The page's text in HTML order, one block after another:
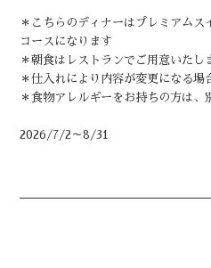
＊こちらのディナーはプレミアム
コースになります
＊朝食はレストランでご用意いたし
＊仕入れにより内容が変更になる場
＊食物アレルギーをお持ちの方は、
2026/7/2～8/31